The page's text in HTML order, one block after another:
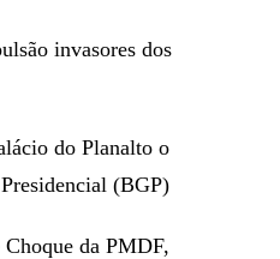
invasores dos
do Planalto o
(BGP)
da PMDF,